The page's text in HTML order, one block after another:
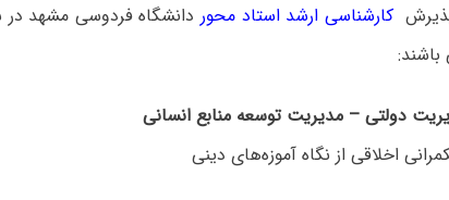
پذیرشکارشناسی ارشد استاد محور
دولتی – مدیریت توسعه منابع انسانی
اخلاقی از نگاه آموزه‌های دینی